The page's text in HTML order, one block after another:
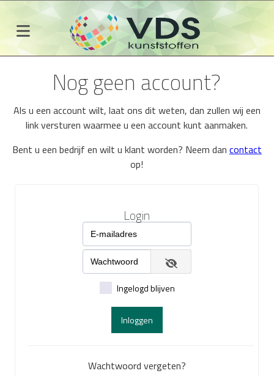
Nog geen account?
Als u een account wilt, laat ons dit weten, dan zullen wij een
link versturen waarmee u een account kunt aanmaken.
Bent u een bedrijf en wilt u klant worden? Neem dan contact
op!
Login
Ingelogd blijven
Inloggen
Wachtwoord vergeten?